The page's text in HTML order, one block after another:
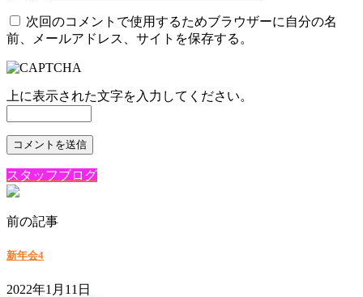
次回のコメントで使用するためブラウザーに自分の名
前、メールアドレス、サイトを保存する。
上に表示された文字を入力してください。
スタッフブログ
前の記事
新年会4
2022年1月11日